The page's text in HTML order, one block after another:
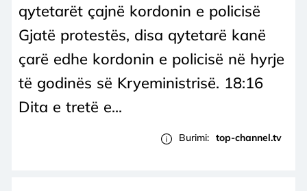
qytetarët çajnë kordonin e policisë
Gjatë protestës, disa qytetarë kanë
çarë edhe kordonin e policisë në hyrje
të godinës së Kryeministrisë. 18:16
Dita e tretë e...
Burimi: top-channel.tv